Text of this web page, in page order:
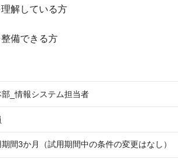
解している方
備できる方
_情報システム担当者
間3か月（試用期間中の条件の変更はなし）